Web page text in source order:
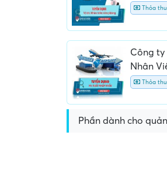
Thỏa
Công ty
Nhân
Thỏa
Phần dành cho
Yêu cầu nộp phí phỏng vấn, phí
giữ chỗ...